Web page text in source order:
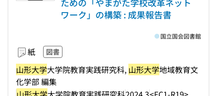
ワーク」の構築 : 成果報告書
紙 図書
山形大学大学院教育実践研究科, 山形大学地域教育文
化学部 編集
国立国会図書館